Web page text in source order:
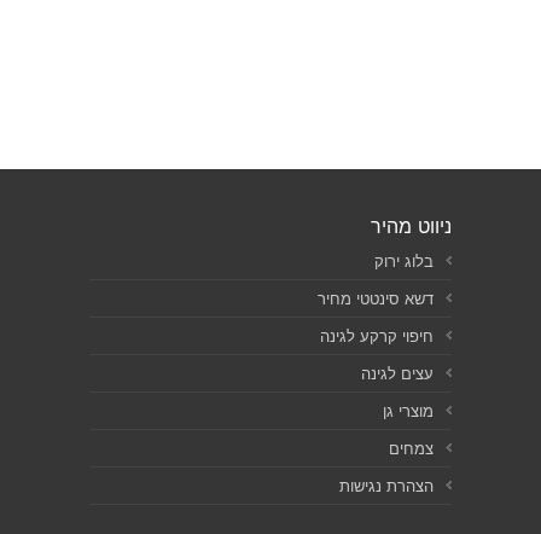
ניווט מהיר
בלוג ירוק
דשא סינטטי מחיר
חיפוי קרקע לגינה
עצים לגינה
מוצרי גן
צמחים
הצהרת נגישות